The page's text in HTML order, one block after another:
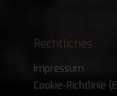
Rechtliches
Impressum
Cookie-Richtlinie